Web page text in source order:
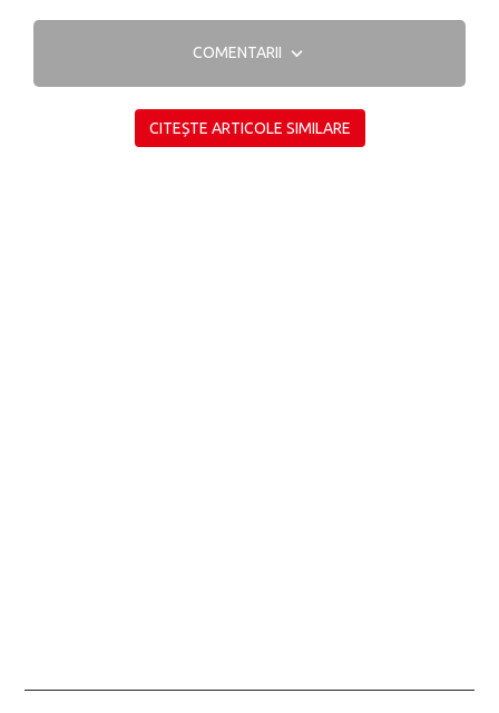
COMENTARII
CITEȘTE ARTICOLE SIMILARE